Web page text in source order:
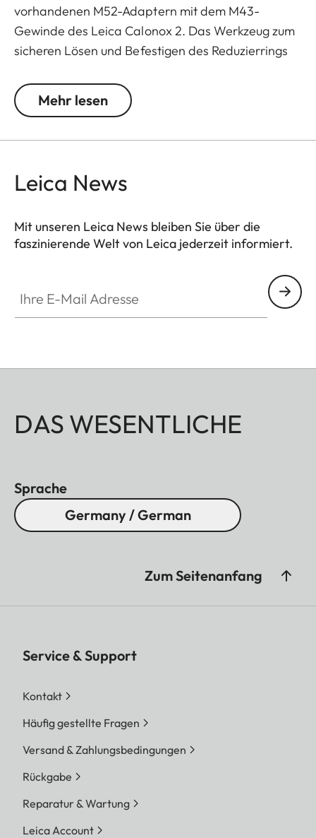
vorhandenen M52-Adaptern mit dem M43-
Gewinde des Leica Calonox 2. Das Werkzeug zum
sicheren Lösen und Befestigen des Reduzierrings
Mehr lesen
Leica News
Mit unseren Leica News bleiben Sie über die
faszinierende Welt von Leica jederzeit informiert.
DAS WESENTLICHE
Sprache
Germany / German
Zum Seitenanfang
Service & Support
Kontakt
Häufig gestellte Fragen
Versand & Zahlungsbedingungen
Rückgabe
Reparatur & Wartung
Leica Account